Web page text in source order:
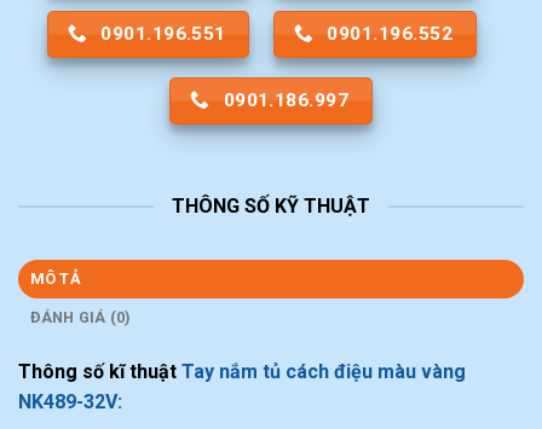
0901.196.551 0901.196.552
0901.186.997
THÔNG SỐ KỸ THUẬT
MÔ TẢ
ĐÁNH GIÁ (0)
Thông số kĩ thuật Tay nắm tủ cách điệu màu vàng
NK489-32V: